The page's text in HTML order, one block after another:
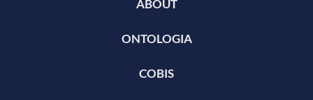
ABOUT
ONTOLOGIA
COBIS